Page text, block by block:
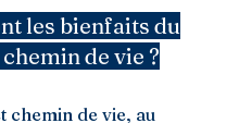
les bienfaits du
de vie ?
chemin de vie, au